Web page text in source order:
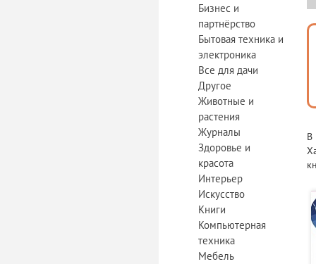
Бизнес и
партнёрство
Бытовая техника и
электроника
Все для дачи
Другое
Животные и
растения
Журналы
Здоровье и
красота
Интерьер
Искусство
Книги
Компьютерная
техника
Мебель
В